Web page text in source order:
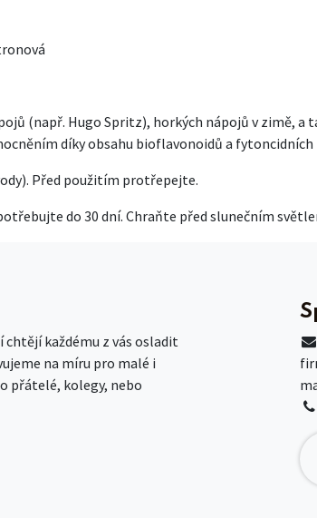
(např. Hugo Spritz), horkých nápojů v zimě,
díky obsahu bioflavonoidů a
Před použitím protřepejte.
do 30 dní. Chraňte před slunečním
každému z vás osladit
na míru pro malé i
přátelé, kolegy, nebo